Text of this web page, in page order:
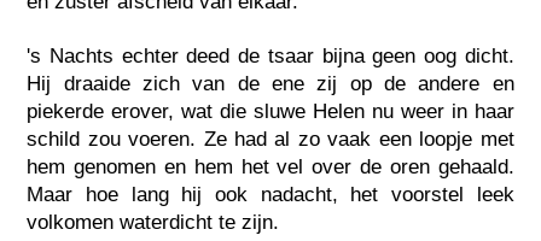
's Nachts echter deed de tsaar bijna geen oog dicht.
Hij draaide zich van de ene zij op de andere en
piekerde erover, wat die sluwe Helen nu weer in haar
schild zou voeren. Ze had al zo vaak een loopje met
hem genomen en hem het vel over de oren gehaald.
Maar hoe lang hij ook nadacht, het voorstel leek
volkomen waterdicht te zijn.